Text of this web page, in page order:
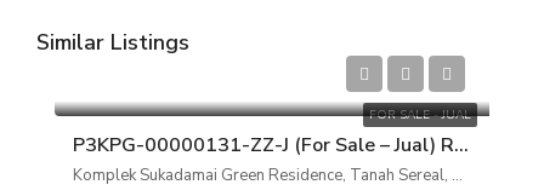
Similar Listings
FOR SALE - JUAL
P3KPG-00000131-ZZ-J (For Sale – Jual) Rumah Komplek Sukadamai Green Residence, Tanah Sereal, Bogor, Jawa Barat
Komplek Sukadamai Green Residence, Tanah Sereal, Bogor, Jawa Barat